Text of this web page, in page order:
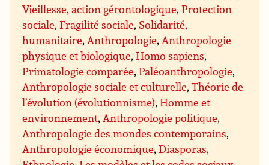
Vieillesse, action gérontologique,Protection
sociale,Fragilité sociale, Solidarité,
humanitaire, Anthropologie, Anthropologie
physique et biologique,Homo sapiens,
Primatologie comparée,Paléoanthropologie,
Anthropologie sociale et culturelle,Théorie de
l’évolution (évolutionnisme),Homme et
environnement, Anthropologie politique,
Anthropologie des mondes contemporains,
Anthropologie économique,Diasporas,